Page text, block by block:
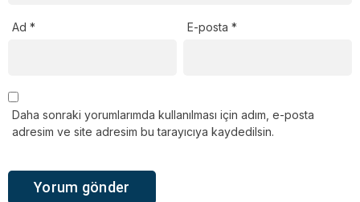
Ad * E-posta*
Daha sonraki yorumlarımda kullanılması için adım, e-posta
adresim ve site adresim bu tarayıcıya kaydedilsin.